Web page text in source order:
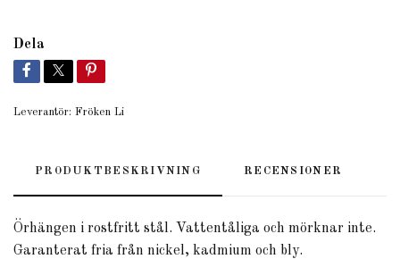
Dela
Leverantör: Fröken Li
PRODUKTBESKRIVNING RECENSIONER
Örhängen i rostfritt stål. Vattentåliga och mörknar inte.
Garanterat fria från nickel, kadmium och bly.